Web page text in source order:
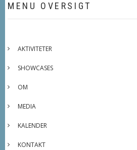
MENU OVERSIGT
AKTIVITETER
SHOWCASES
OM
MEDIA
KALENDER
KONTAKT